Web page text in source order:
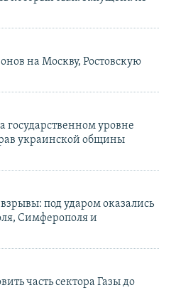
на Москву, Ростовскую
государственном уровне
украинской общины
под ударом оказались
Симферополя и
часть сектора Газы до